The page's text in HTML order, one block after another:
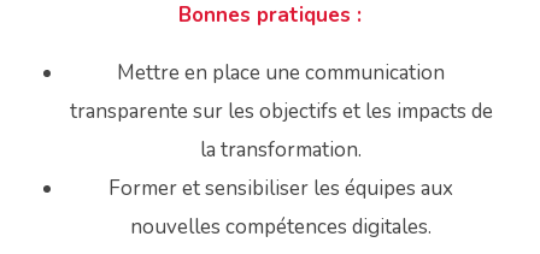
Bonnes pratiques :
Mettre en place une communication
transparente sur les objectifs et les impacts de
la transformation.
Former et sensibiliser les équipes aux
nouvelles compétences digitales.